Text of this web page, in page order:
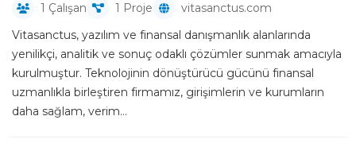
1 Çalışan 1 Proje
vitasanctus.com
Vitasanctus, yazılım ve finansal danışmanlık alanlarında
yenilikçi, analitik ve sonuç odaklı çözümler sunmak amacıyla
kurulmuştur. Teknolojinin dönüştürücü gücünü finansal
uzmanlıkla birleştiren firmamız, girişimlerin ve kurumların
daha sağlam, verim...